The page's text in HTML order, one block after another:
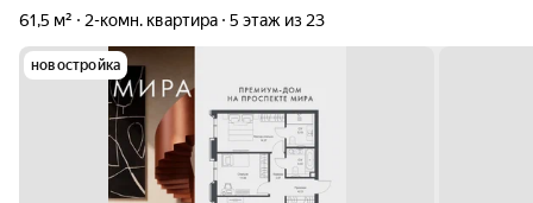
61,5 м²
2-комн. квартира 5 этаж из 23
новостройка